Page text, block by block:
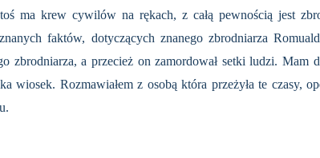
ma krew cywilów na rękach, z całą pewnością jest
faktów, dotyczących znanego zbrodniarza
zbrodniarza, a przecież on zamordował setki ludzi. Mam
wiosek. Rozmawiałem z osobą która przeżyła te czasy,